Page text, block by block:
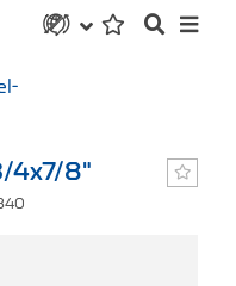
4x7/8"